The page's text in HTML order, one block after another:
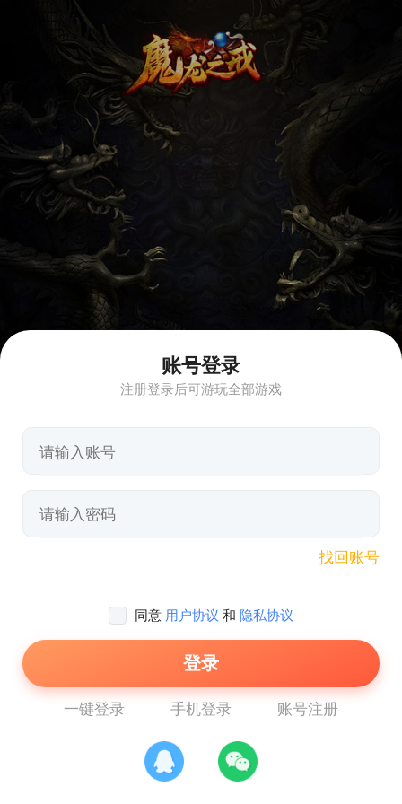
账号登录
注册登录后可游玩全部游戏
找回账号
同意 用户协议 和 隐私协议
登录
一键登录 手机登录 账号注册